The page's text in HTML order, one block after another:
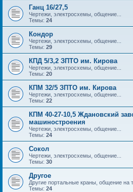
Ганц 16/27,5
Чертежи, электросхемы, общение...
Темы: 24
Кондор
Чертежи, электросхемы, общение...
Темы: 29
КПД 5/3,2 ЗПТО им. Кирова
Чертежи, электросхемы, общение...
Темы: 20
КПМ 32/5 ЗПТО им. Кирова
Чертежи, электросхемы, общение...
Темы: 22
КПМ 40-27-10,5 Ждановский
машиностроения
Чертежи, электросхемы, общение...
Темы: 24
Сокол
Чертежи, электросхемы, общение...
Темы: 30
Другое
Другие портальные краны, общение на
Темы: 24